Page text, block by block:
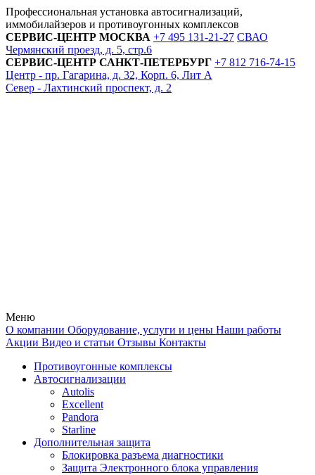
Профессиональная установка автосигнализаций,
иммобилайзеров и противоугонных комплексов
СЕРВИС-ЦЕНТР МОСКВА +7 495 131-21-27 СВАО
Чермянский проезд, д. 5, стр.6
СЕРВИС-ЦЕНТР САНКТ-ПЕТЕРБУРГ +7 812 716-74-15
Центр - пр. Гагарина, д. 32, Корп. 6, Лит А
Север - Лахтинский проспект, д. 2
Меню
О компании Оборудование, услуги и цены Наши работы
Акции Видео и статьи Отзывы Контакты
Противоугонные комплексы
Автосигнализации
Autolis
Excellent
Pandora
Starline
Дополнительная защита
Блокировка разъема диагностики
Защита Электронного блока управления